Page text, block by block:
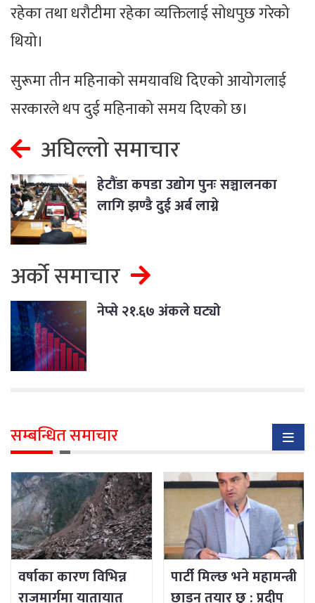
रहेका तथा धरौटीमा रहेका व्‍यक्तिलाई सोधपुछ गरेको
थियो।
सुरूमा तीन महिनाको समयावधि दिएको आयोगलाई
सरकारले थप दुई महिनाको समय दिएको छ।
अघिल्लो समाचार
हेटौंडा कपडा उद्योग पुनः सञ्चालनका
लागि झण्डै दुई अर्ब लाग्ने
अर्को समाचार
नेप्से २१.६७ अंकले घट्यो
सम्बन्धित समाचार
वर्षाका कारण विभिन्न
राजमार्गमा यातायात
पार्टी मिल्छ भने महामन्त्री
छाड्न तयार छु : प्रदीप